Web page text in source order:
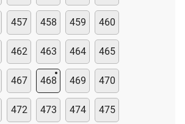
457 458 459 460
462 463 464 465
467 468 469 470
472 473 474 475